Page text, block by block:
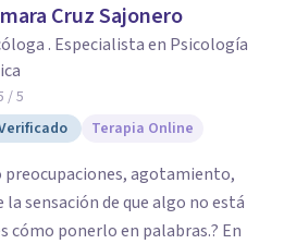
Cruz Sajonero
. Especialista en Psicología
/ 5
Terapia Online
sensación de que algo no está